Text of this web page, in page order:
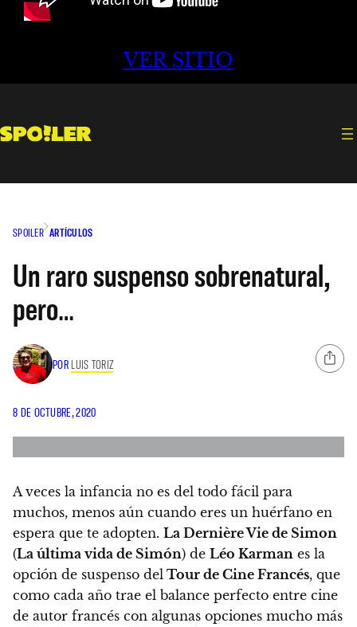
VER SITIO
SPOILER ARTÍCULOS
Un raro suspenso sobrenatural,
pero…
POR LUIS TORIZ
8 DE OCTUBRE, 2020
A veces la infancia no es del todo fácil para
muchos, menos aún cuando eres un huérfano en
espera que te adopten. La Dernière Vie de Simon
(La última vida de Simón) de Léo Karman es la
opción de suspenso del Tour de Cine Francés, que
como cada año trae el balance perfecto entre cine
de autor francés con algunas opciones mucho más